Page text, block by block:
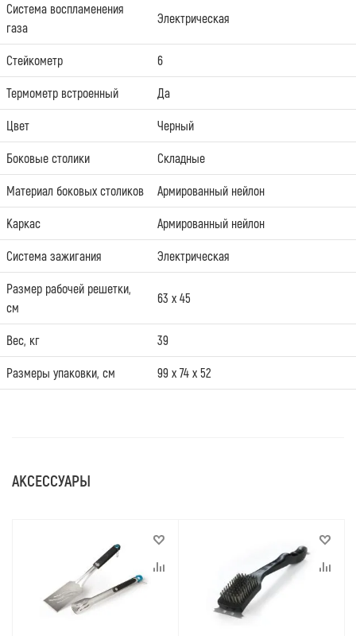
Система воспламенения
газа
Электрическая
Стейкометр 6
Термометр встроенный Да
Цвет Черный
Боковые столики Складные
Материал боковых столиков Армированный нейлон
Каркас Армированный нейлон
Система зажигания Электрическая
Размер рабочей решетки,
см
63 х 45
Вес, кг 39
Размеры упаковки, см 99 x 74 x 52
АКСЕССУАРЫ